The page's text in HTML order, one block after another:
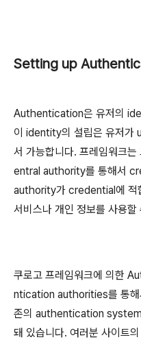
Setting up
Authentication은 유저의
이 identity의 설립은 유저가
서 가능합니다. 프레임워크
entral authority를 통해서
authority가 credential에 적
서비스나 개인 정보를 사용할
쿠로고 프레임워크에 의한
ntication authorities를 통
존의 authentication
돼 있습니다. 여러분 사이트